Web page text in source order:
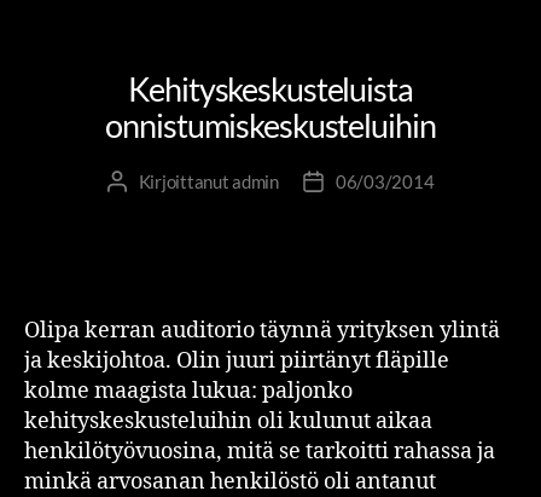
Kehityskeskusteluista
onnistumiskeskusteluihin
Kirjoittanutadmin 06/03/2014
Olipa kerran auditorio täynnä yrityksen ylintä
ja keskijohtoa. Olin juuri piirtänyt fläpille
kolme maagista lukua: paljonko
kehityskeskusteluihin oli kulunut aikaa
henkilötyövuosina, mitä se tarkoitti rahassa ja
minkä arvosanan henkilöstö oli antanut